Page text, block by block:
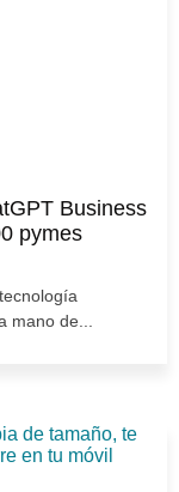
Business
pymes
mano de...